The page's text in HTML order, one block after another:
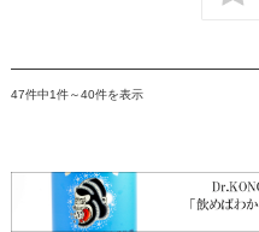
47件中1件～40件を表示